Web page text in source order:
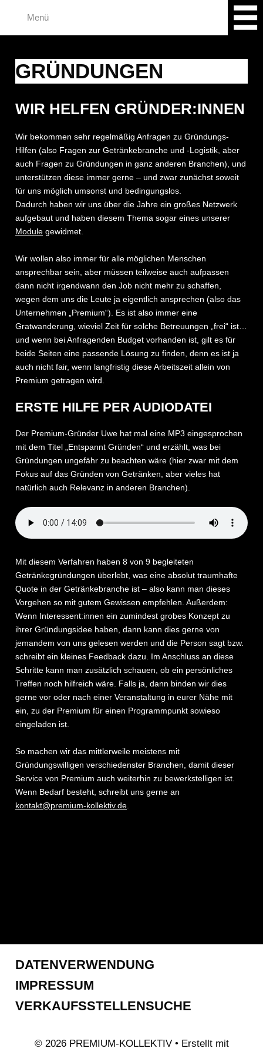
Menü
GRÜNDUNGEN
WIR HELFEN GRÜNDER:INNEN
Wir bekommen sehr regelmäßig Anfragen zu Gründungs-
Hilfen (also Fragen zur Getränkebranche und -Logistik, aber
auch Fragen zu Gründungen in ganz anderen Branchen), und
unterstützen diese immer gerne – und zwar zunächst soweit
für uns möglich umsonst und bedingungslos.
Dadurch haben wir uns über die Jahre ein großes Netzwerk
aufgebaut und haben diesem Thema sogar eines unserer
Module gewidmet.
Wir wollen also immer für alle möglichen Menschen
ansprechbar sein, aber müssen teilweise auch aufpassen
dann nicht irgendwann den Job nicht mehr zu schaffen,
wegen dem uns die Leute ja eigentlich ansprechen (also das
Unternehmen „Premium“). Es ist also immer eine
Gratwanderung, wieviel Zeit für solche Betreuungen „frei“ ist…
und wenn bei Anfragenden Budget vorhanden ist, gilt es für
beide Seiten eine passende Lösung zu finden, denn es ist ja
auch nicht fair, wenn langfristig diese Arbeitszeit allein von
Premium getragen wird.
ERSTE HILFE PER AUDIODATEI
Der Premium-Gründer Uwe hat mal eine MP3 eingesprochen
mit dem Titel „Entspannt Gründen“ und erzählt, was bei
Gründungen ungefähr zu beachten wäre (hier zwar mit dem
Fokus auf das Gründen von Getränken, aber vieles hat
natürlich auch Relevanz in anderen Branchen).
Mit diesem Verfahren haben 8 von 9 begleiteten
Getränkegründungen überlebt, was eine absolut traumhafte
Quote in der Getränkebranche ist – also kann man dieses
Vorgehen so mit gutem Gewissen empfehlen. Außerdem:
Wenn Interessent:innen ein zumindest grobes Konzept zu
ihrer Gründungsidee haben, dann kann dies gerne von
jemandem von uns gelesen werden und die Person sagt bzw.
schreibt ein kleines Feedback dazu. Im Anschluss an diese
Schritte kann man zusätzlich schauen, ob ein persönliches
Treffen noch hilfreich wäre. Falls ja, dann binden wir dies
gerne vor oder nach einer Veranstaltung in eurer Nähe mit
ein, zu der Premium für einen Programmpunkt sowieso
eingeladen ist.
So machen wir das mittlerweile meistens mit
Gründungswilligen verschiedenster Branchen, damit dieser
Service von Premium auch weiterhin zu bewerkstelligen ist.
Wenn Bedarf besteht, schreibt uns gerne an
kontakt@premium-kollektiv.de
DATENVERWENDUNG
IMPRESSUM
VERKAUFSSTELLENSUCHE
© 2026 PREMIUM-KOLLEKTIV• Erstellt mit